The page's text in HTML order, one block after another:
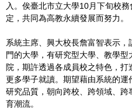
入。俟臺北市立大學10月下旬校
定，共同為高教永續發展而努力。
系統主席、興大校長詹富智表示
門的大學，有研究型大學、教學
院，期許透過各成員校之特色，打
更多學子就讀。期望藉由系統的
研究品質，朝向跨校、跨領域、
育潮流。